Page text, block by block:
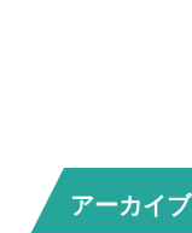
アーカイブ